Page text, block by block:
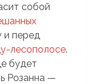
собой
перед
лесополосе.
будет
Розанна —